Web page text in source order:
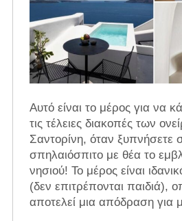
Αυτό είναι το μέρος για να
τις τέλειες διακοπές των
Σαντορίνη, όταν ξυπνήσετε
σπηλαιόσπιτο με θέα το
νησιού! Το μέρος είναι
(δεν επιτρέπονται παιδιά),
αποτελεί μια απόδραση για